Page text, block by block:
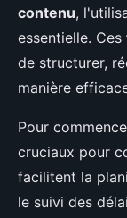
contenu,
essentielle. Ces
de structurer,
manière
Pour
cruciaux pour
facilitent la
le suivi des